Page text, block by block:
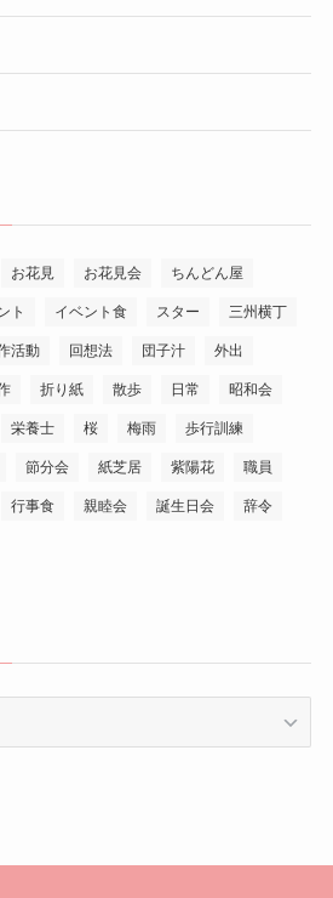
お花見 お花見会 ちんどん屋
ト イベント食 スター 三州横丁
活動 回想法 団子汁 外出
折り紙 散歩 日常 昭和会
栄養士 桜 梅雨 歩行訓練
節分会 紙芝居 紫陽花 職員
行事食 親睦会 誕生日会 辞令